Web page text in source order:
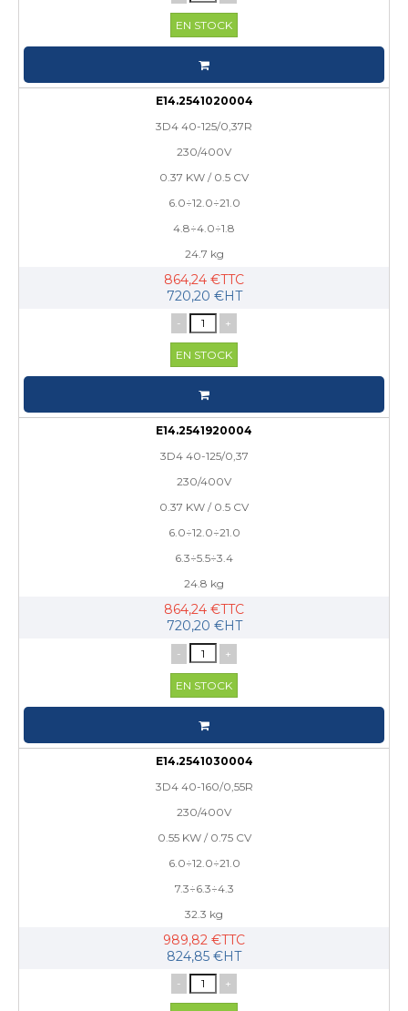
EN STOCK
E14.2541020004
3D4 40-125/0,37R
230/400V
0.37 KW / 0.5 CV
6.0÷12.0÷21.0
4.8÷4.0÷1.8
24.7 kg
864,24 €TTC
720,20 €HT
- +
EN STOCK
E14.2541920004
3D4 40-125/0,37
230/400V
0.37 KW / 0.5 CV
6.0÷12.0÷21.0
6.3÷5.5÷3.4
24.8 kg
864,24 €TTC
720,20 €HT
- +
EN STOCK
E14.2541030004
3D4 40-160/0,55R
230/400V
0.55 KW / 0.75 CV
6.0÷12.0÷21.0
7.3÷6.3÷4.3
32.3 kg
989,82 €TTC
824,85 €HT
- +